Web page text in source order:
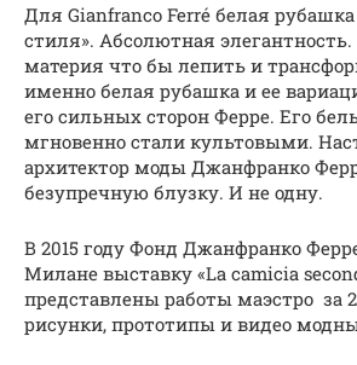
Для Gianfranco Ferré белая
стиля». Абсолютная
материя что бы лепить и
именно белая рубашка и ее
его сильных сторон Ферре. Его
мгновенно стали культовыми.
архитектор моды Джанфранко
безупречную блузку. И не одну.
В 2015 году Фонд Джанфранко
Милане выставку «La camicia
представлены работы маэстро за
рисунки, прототипы и видео